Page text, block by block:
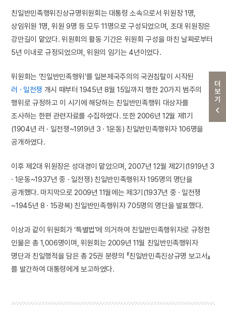
더보기
친일반민족행위진상규명위원회는 대통령 소속으로서 위원장 1명,
상임위원 1명, 위원 9명 등 모두 11명으로 구성되었으며, 초대 위원장은
강만길이 맡았다. 위원회의 활동 기간은 위원회 구성을 마친 날짜로부터
5년 이내로 규정되었으며, 위원의 임기는 4년이었다.
위원회는 ‘친일반민족행위’를 일본제국주의의 국권침탈이 시작된
러 · 일전쟁 개시 때부터 1945년 8월 15일까지 행한 20가지 범주의
행위로 규정하고 이 시기에 해당하는 친일반민족행위 대상자를
조사하는 한편 관련자료를 수집하였다. 또한 2006년 12월 제1기
(1904년 러 · 일전쟁~1919년 3 · 1운동) 친일반민족행위자 106명을
공개하였다.
이후 제2대 위원장은 성대경이 맡았으며, 2007년 12월 제2기(1919년 3
· 1운동~1937년 중 · 일전쟁) 친일반민족행위자 195명의 명단을
공개했다. 마지막으로 2009년 11월에는 제3기(1937년 중 · 일전쟁
~1945년 8 · 15광복) 친일반민족행위자 705명의 명단을 발표했다.
이상과 같이 위원회가 ‘특별법’에 의거하여 친일반민족행위자로 규정한
인물은 총 1,006명이며, 위원회는 2009년 11월 친일반민족행위자
명단과 친일행적을 담은 총 25권 분량의 『친일반민족진상규명 보고서』
를 발간하여 대통령에게 보고하였다.